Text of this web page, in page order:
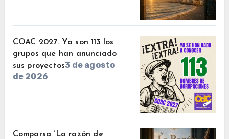
COAC 2027. Ya son 113 los
grupos que han anunciado
sus proyectos3 de agosto
de 2026
Comparsa ‘La razón de